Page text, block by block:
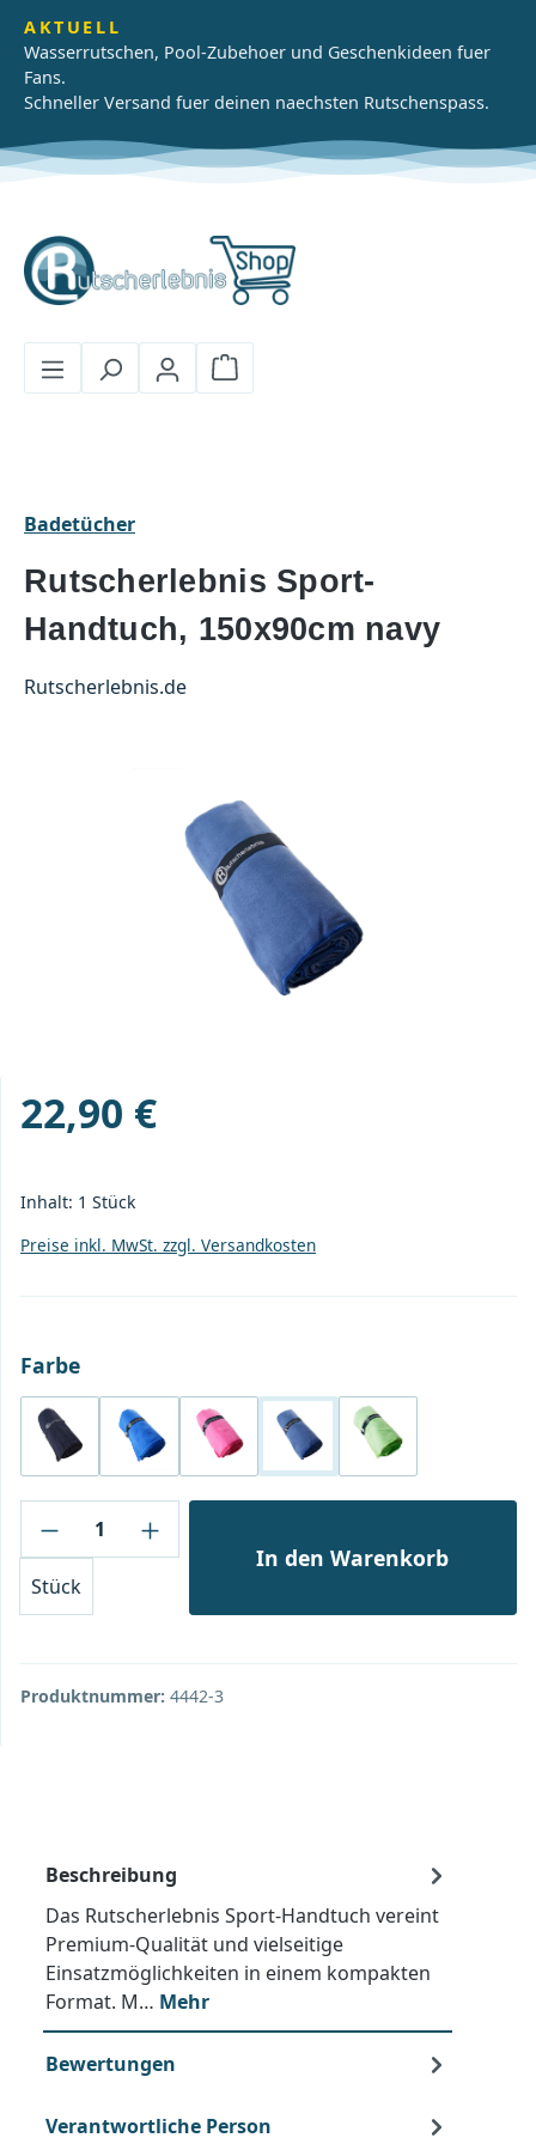
Zum Hauptinhalt springen
AKTUELL
Wasserrutschen, Pool-Zubehoer und Geschenkideen fuer
Fans.
Schneller Versand fuer deinen naechsten Rutschenspass.
Warenkorb enthält 0
Badetücher
Rutscherlebnis Sport-
Handtuch, 150x90cm navy
Rutscherlebnis.de
Regulärer Preis:
22,90 €
Inhalt: 1 Stück
Preise inkl. MwSt. zzgl. Versandkosten
Farbeauswählen
schwarzblau pink navy grün
Produkt Anzahl: Gib den gewünschten
Stück
In den Warenkorb
Produktnummer: 4442-3
Beschreibung
Das Rutscherlebnis Sport-Handtuch vereint
Premium-Qualität und vielseitige
Einsatzmöglichkeiten in einem kompakten
Format. M… Mehr
Bewertungen
Verantwortliche Person